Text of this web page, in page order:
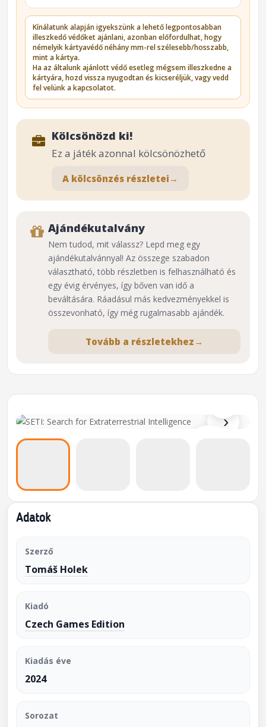
›
⌕
Adatok
Szerző
Tomáš Holek
Kiadó
Czech Games Edition
Kiadás éve
2024
Sorozat
Kínálatunk alapján igyekszünk a lehető legpontosabban
illeszkedő védőket ajánlani, azonban előfordulhat, hogy
némelyik kártyavédő néhány mm-rel szélesebb/hosszabb,
mint a kártya.
Ha az általunk ajánlott védő esetleg mégsem illeszkedne a
kártyára, hozd vissza nyugodtan és kicseréljük, vagy vedd
fel velünk a kapcsolatot.
Kölcsönözd ki!
Ez a játék azonnal kölcsönözhető
A kölcsönzés részletei →
Ajándékutalvány
Nem tudod, mit válassz? Lepd meg egy
ajándékutalvánnyal! Az összege szabadon
választható, több részletben is felhasználható és
egy évig érvényes, így bőven van idő a
beváltására. Ráadásul más kedvezményekkel is
összevonható, így még rugalmasabb ajándék.
Tovább a részletekhez →